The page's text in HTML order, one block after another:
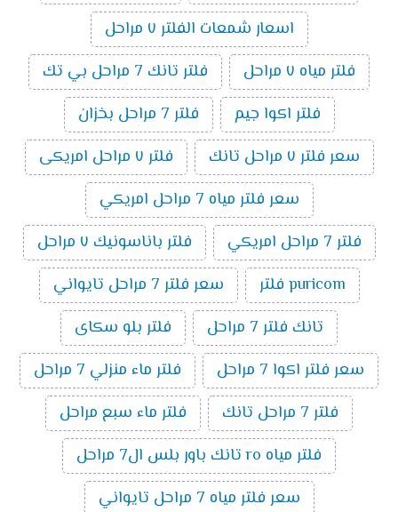
اسعار شمعات الفلتر ٧ مراحل
فلتر مياه ٧ مراحل
فلتر تانك 7 مراحل بي تك
فلتر اكوا جيم
فلتر 7 مراحل بخزان
سعر فلتر ٧ مراحل تانك
فلتر ٧ مراحل امريكى
سعر فلتر مياه 7 مراحل امريكي
فلتر 7 مراحل امريكي
فلتر باناسونيك ٧ مراحل
puricom فلتر
سعر فلتر 7 مراحل تايواني
تانك فلتر 7 مراحل
فلتر بلو سكاى
سعر فلتر اكوا 7 مراحل
فلتر ماء منزلي 7 مراحل
فلتر 7 مراحل تانك
فلتر ماء سبع مراحل
فلتر مياه ro تانك باور بلس ال7 مراحل
سعر فلتر مياه 7 مراحل تايواني